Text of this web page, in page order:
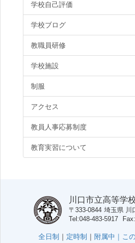
学校自己評価
学校ブログ
教職員研修
学校施設
制服
アクセス
教員人事応募制度
教育実習について
川口市立高等学
〒333-0844 埼玉県 川
Tel 048-483-5917 Fax
全日制 ｜ 定時制 ｜ 附属中｜ こ